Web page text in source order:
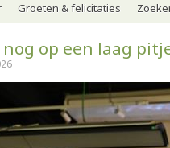
Groeten & felicitaties
nog op een laag